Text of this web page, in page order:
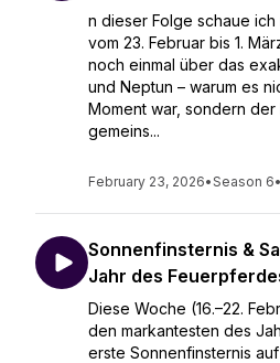
n dieser Folge schaue
vom 23. Februar bis 1.
noch einmal über das
und Neptun – warum es
Moment war, sondern
gemeins...
February 23, 2026•Season 6•
Sonnenfinsternis &
Jahr des
Diese Woche (16.–22.
den markantesten des
erste Sonnenfinsternis